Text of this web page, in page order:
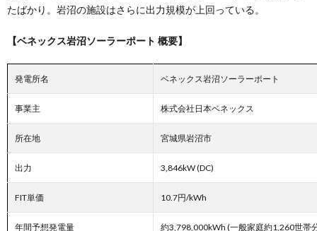
たばかり。岩沼の施設はさらに出力規模が上回っている。
【ベネックス岩沼ソーラーポート 概要】
発電所名 ベネックス岩沼ソーラーポート
事業主 株式会社日本ベネックス
所在地 宮城県岩沼市
出力 3,846kW (DC)
FIT単価 10.7円/kWh
年間予想発電量 約3,798,000kWh (一般家庭約1,260世帯